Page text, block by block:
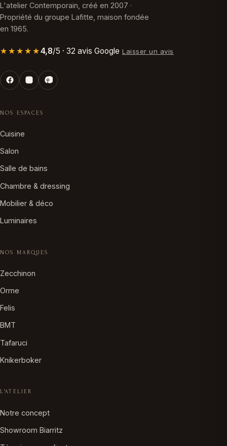
L'atelier Contemporain, créé en 2007 ·
Propriété du groupe Lafitte, maison fondée
en 1965.
★★★★★4,8/5 · 32 avis Google Laisser un avis
NOS ESPACES
Cuisine
Salon
Salle de bains
Chambre & dressing
Mobilier & déco
Luminaires
NOS MARQUES
Zecchinon
Orme
Felis
BMT
Tafaruci
Knikerboker
L'ATELIER
Notre concept
Showroom Biarritz